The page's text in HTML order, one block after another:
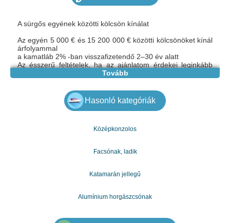
A sürgős egyének közötti kölcsön kínálat
Az egyén 5 000 € és 15 200 000 € közötti kölcsönöket kínál
árfolyammal
a kamatláb 2% -ban visszafizetendő 2–30 év alatt
Az ésszerű feltételek, ha az ajánlatom érdekei leginkább
kapcsolatba lépnek velem gyorsan megvitassák a
melindakovacs687@gmail.com
Tovább
Hasonló kategóriák
Középkonzolos
Facsónak, ladik
Katamarán jellegű
Alumínium horgászcsónak